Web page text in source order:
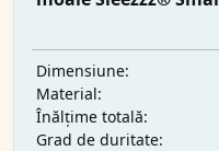
Dimensiune:
Material:
Înălțime totală:
Grad de duritate: